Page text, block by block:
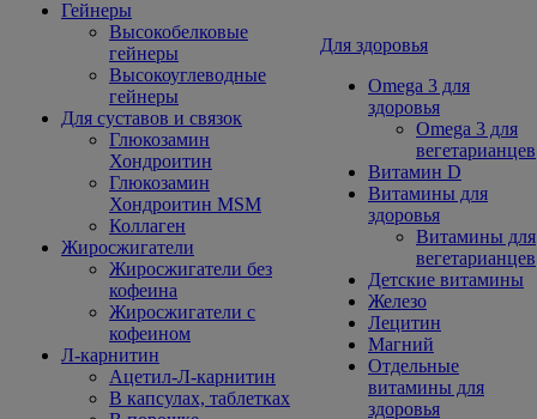
Гейнеры
Высокобелковые
гейнеры
Высокоуглеводные
гейнеры
Для суставов и связок
Глюкозамин
Хондроитин
Глюкозамин
Хондроитин MSM
Коллаген
Жиросжигатели
Жиросжигатели без
кофеина
Жиросжигатели с
кофеином
Л-карнитин
Ацетил-Л-карнитин
В капсулах, таблетках
Для здоровья
Omega 3 для
здоровья
Omega 3 для
вегетарианцев
Витамин D
Витамины для
здоровья
Витамины для
вегетарианцев
Детские витамины
Железо
Лецитин
Магний
Отдельные
витамины для
здоровья